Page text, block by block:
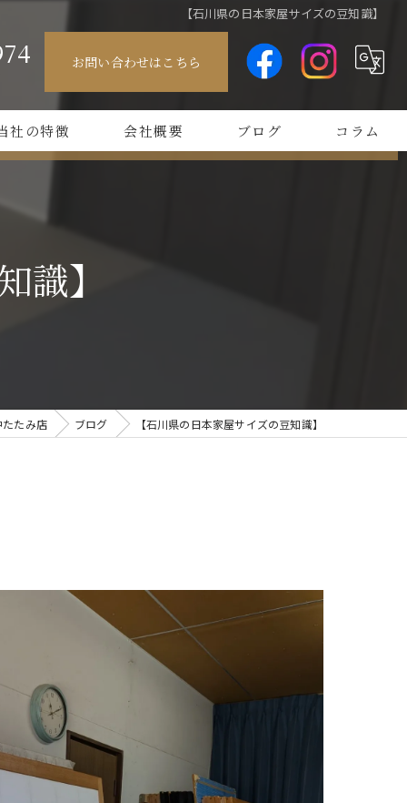
【石川県の日本家屋サイズの豆知識】
お問い合わせはこちら
社の特徴
し
会社概要 ブログ コラム
識】
たみ店 ブログ 【石川県の日本家屋サイズの豆知識】